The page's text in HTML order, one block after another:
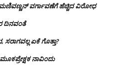
ಮಣಿವಣ್ಣನ್ ವರ್ಗಾವಣೆಗೆ ಹೆಚ್ಚಿದ‌ ವಿರೋಧ
ದಿನವಂತೆ
ಏಕೆ ಗೊತ್ತಾ?
ನಾವಿಂದು